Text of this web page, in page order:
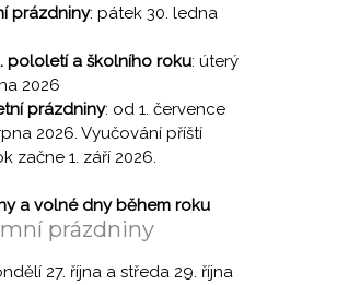
prázdniny: pátek 30. ledna
pololetí a školního roku: úterý
2026
prázdniny: od 1. července
2026. Vyučování příští
začne 1. září 2026.
a volné dny během roku
prázdniny
27. října a středa 29. října